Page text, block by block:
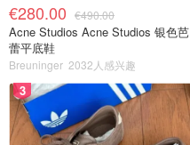
€280.00 €490.00
Acne Studios Acne Studios 银色芭
蕾平底鞋
Breuninger 2032人感兴趣
3